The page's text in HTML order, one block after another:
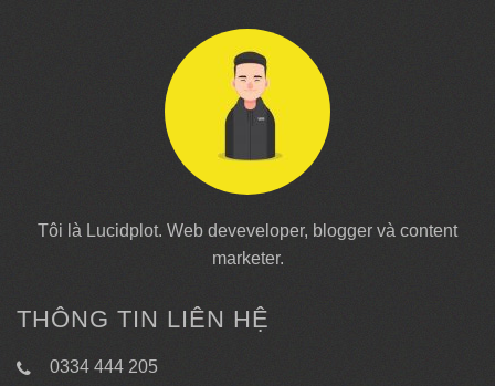
Tôi là Lucidplot. Web deveveloper, blogger và content
marketer.
THÔNG TIN LIÊN HỆ
0334 444 205